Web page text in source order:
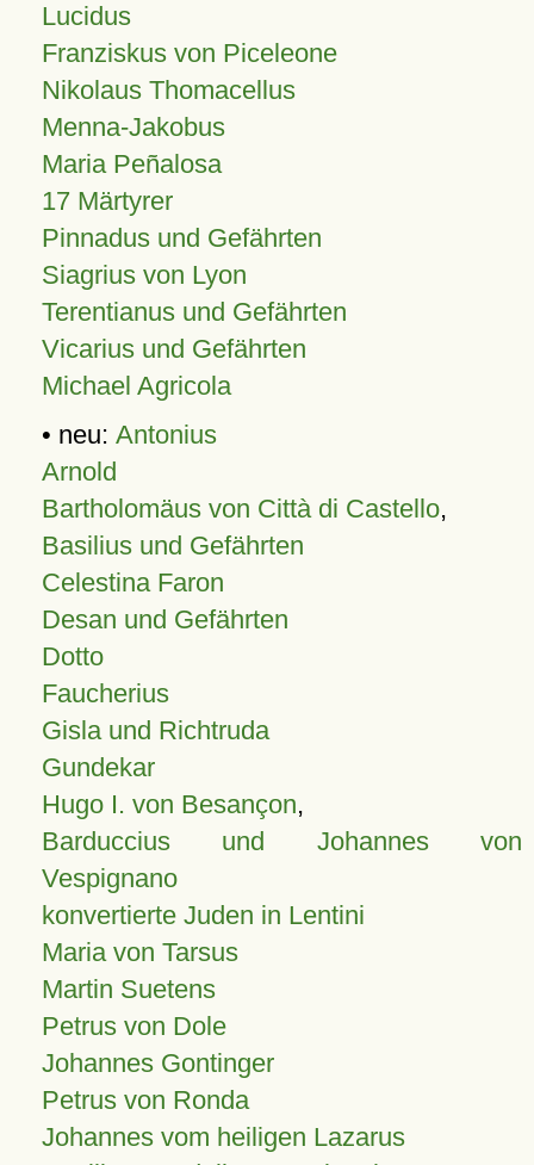
Lucidus
Franziskus von Piceleone
Nikolaus Thomacellus
Menna-Jakobus
Maria Peñalosa
17 Märtyrer
Pinnadus und Gefährten
Siagrius von Lyon
Terentianus und Gefährten
Vicarius und Gefährten
Michael Agricola
• neu: Antonius
Arnold
Bartholomäus von Città di Castello,
Basilius und Gefährten
Celestina Faron
Desan und Gefährten
Dotto
Faucherius
Gisla und Richtruda
Gundekar
Hugo I. von Besançon,
Barduccius und Johannes von
Vespignano
konvertierte Juden in Lentini
Maria von Tarsus
Martin Suetens
Petrus von Dole
Johannes Gontinger
Petrus von Ronda
Johannes vom heiligen Lazarus